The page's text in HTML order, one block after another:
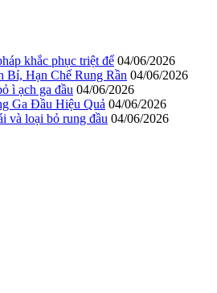
khắc phục triệt để 04/06/2026
Bỉ, Hạn Chế Rung Rần 04/06/2026
ì ạch ga đầu 04/06/2026
Ga Đầu Hiệu Quả 04/06/2026
và loại bỏ rung đầu 04/06/2026